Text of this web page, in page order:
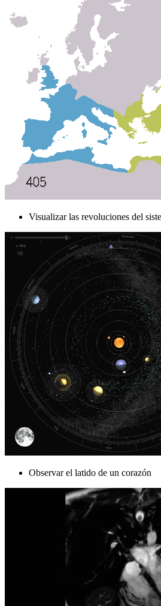
Visualizar las revoluciones del
Observar el latido de un corazón